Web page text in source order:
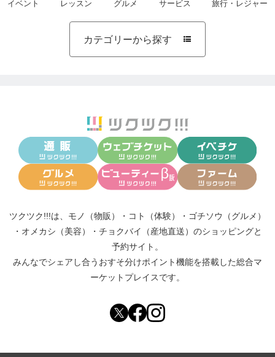
イベント レッスン グルメ サービス 旅行・レジャー
カテゴリーから探す 
ツクツク!!!は、 モノ（物販） ・ コト（体験） ・ ゴチソウ（グルメ）
・ オメカシ（美容） ・ チョクバイ（産地直送） のショッピングと
予約サイト。
みんなでシェアし合う おすそ分けポイント機能を搭載した総合マ
ーケットプレイスです。